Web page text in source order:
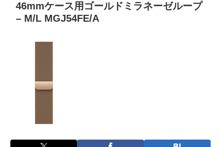
46mmケース用ゴールドミラネーゼループ
– M/L MGJ54FE/A